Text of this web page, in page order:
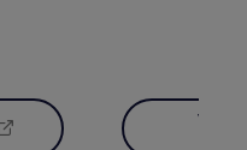
VOIR